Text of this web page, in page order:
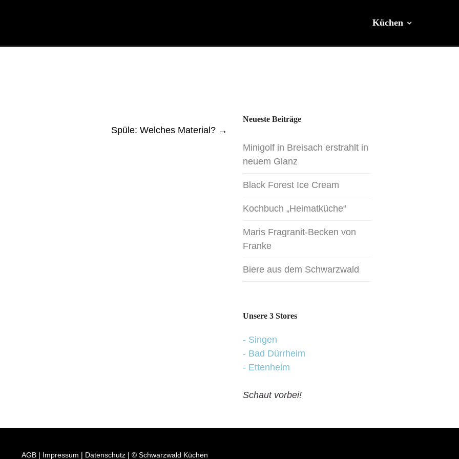
Küchen
Spüle: Welches Material? →
Neueste Beiträge
Minigolf in Breisach erstrahlt in
neuem Glanz
Black Forest Ice Cream
Kochbuch „Heimatküche“
Maris Fragranit-Becken von
Franke
Biere aus dem Schwarzwald
Unsere 3 Stores
- Singen
- Bad Dürrheim
- Ettenheim
Schaut vorbei!
AGB | Impressum | Datenschutz | © Schwarzwald Küchen